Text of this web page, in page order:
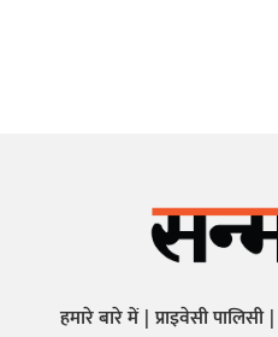
हमारे बारे में प्राइवेसी पालिसी